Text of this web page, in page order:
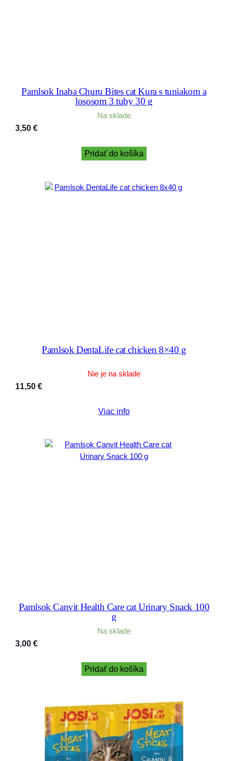
Pamlsok Inaba Churu Bites cat Kura s tuniakom a
lososom 3 tuby 30 g
Na sklade
3,50 €
Pridať do košíka
Pamlsok DentaLife cat chicken 8×40 g
Nie je na sklade
11,50 €
Viac info
Pamlsok Canvit Health Care cat Urinary Snack 100
g
Na sklade
3,00 €
Pridať do košíka